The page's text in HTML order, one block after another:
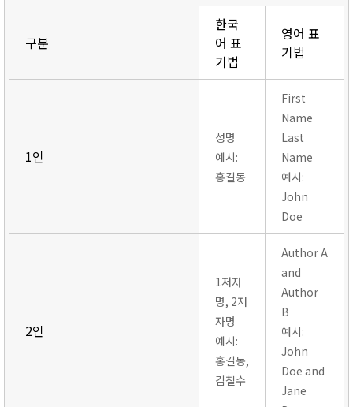
구분
한국
어 표
기법
영어 표
기법
1인
성명
예시:
홍길동
First
Name
Last
Name
예시:
John
Doe
2인
1저자
명, 2저
자명
예시:
홍길동,
김철수
Author A
and
Author
B
예시:
John
Doe and
Jane